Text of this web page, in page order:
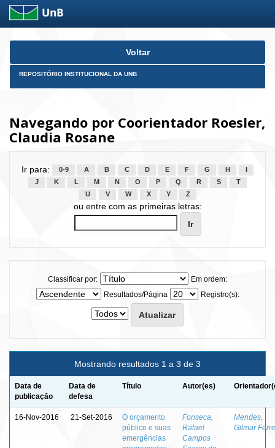
Skip
Voltar
REPOSITÓRIO INSTITUCIONAL DA UNB
Navegando por Coorientador Roesler,
Claudia Rosane
Ir para: 0-9 A B C D E F G H
J
K L M N O P Q R S
T
U
V W X Y Z
ou entre com as primeiras letras:
Classificar por:
Em ordem:
Resultados/Página
Registro(s):
Mostrando resultados 1 a 3 de 3
Data de
publicação
Data de
defesa
Título Autor(es)
16-Nov-2016 21-Set-2016
O orçamento
público e suas
emergências
Fonseca,
Rafael
Campos
Mendes,
Gilmar